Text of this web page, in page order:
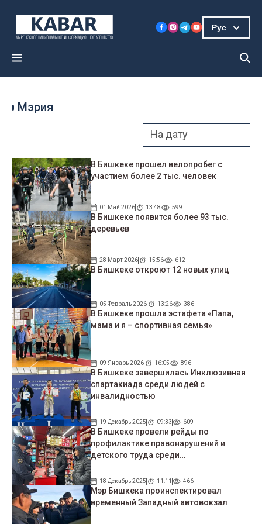
Рус
Мэрия
В Бишкеке прошел велопробег с
участием более 2 тыс. человек
01 Май 2026 13:48 599
В Бишкеке появится более 93 тыс.
деревьев
28 Март 2026 15:56 612
В Бишкеке откроют 12 новых улиц
05 Февраль 2026 13:26 386
В Бишкеке прошла эстафета «Папа,
мама и я – спортивная семья»
09 Январь 2026 16:05 896
В Бишкеке завершилась Инклюзивная
спартакиада среди людей с
инвалидностью
19 Декабрь 2025 09:33 609
В Бишкеке провели рейды по
профилактике правонарушений и
детского труда среди
несовершеннолетних
18 Декабрь 2025 11:11 466
Мэр Бишкека проинспектировал
временный Западный автовокзал